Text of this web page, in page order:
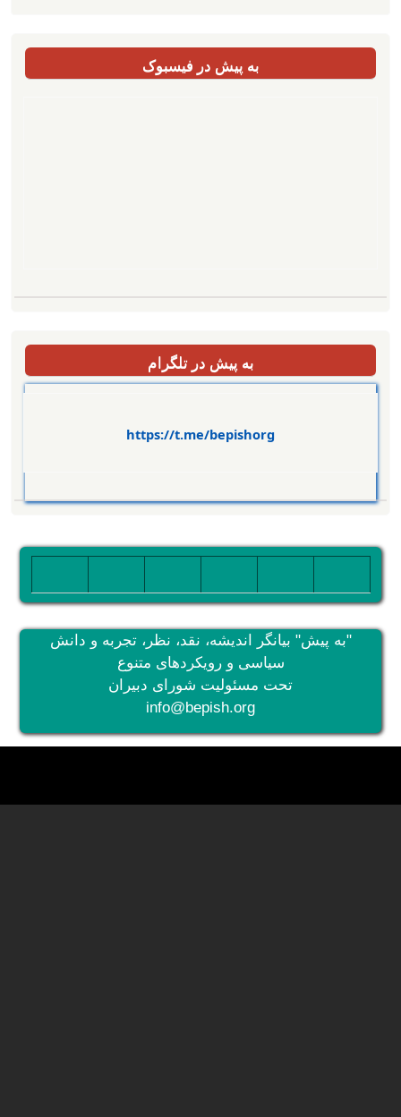
به پیش در فیسبوک
به پیش در تلگرام
https://t.me/bepishorg
"به پیش" بیانگر اندیشه، نقد، نظر، تجربه و دانش
سیاسی و رویکردهای متنوع
تحت مسئولیت شورای دبیران
info@bepish.org